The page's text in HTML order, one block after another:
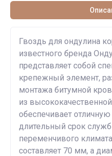
Гвоздь для ондулина
известного бренда
представляет собой
крепежный элемент,
монтажа битумной
из
обеспечивает
длительный срок
переменчивого
составляет 70 мм, а